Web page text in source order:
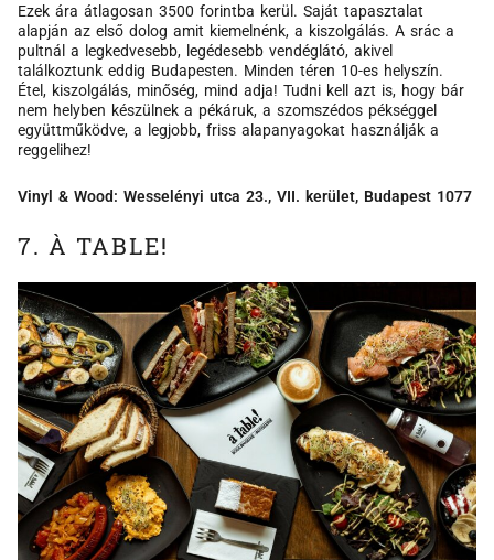
Ezek ára átlagosan 3500 forintba kerül. Saját tapasztalat
alapján az első dolog amit kiemelnénk, a kiszolgálás. A srác a
pultnál a legkedvesebb, legédesebb vendéglátó, akivel
találkoztunk eddig Budapesten. Minden téren 10-es helyszín.
Étel, kiszolgálás, minőség, mind adja! Tudni kell azt is, hogy bár
nem helyben készülnek a pékáruk, a szomszédos pékséggel
együttműködve, a legjobb, friss alapanyagokat használják a
reggelihez!
Vinyl & Wood: Wesselényi utca 23., VII. kerület, Budapest 1077
7. À TABLE!